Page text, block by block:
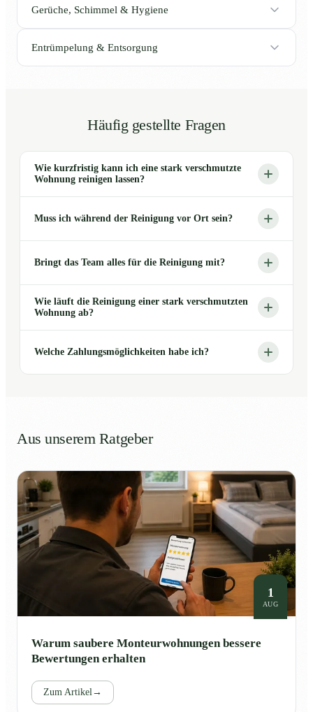
Gerüche, Schimmel & Hygiene
Entrümpelung & Entsorgung
Häufig gestellte Fragen
Wie kurzfristig kann ich eine stark verschmutzte
Wohnung reinigen lassen?
Muss ich während der Reinigung vor Ort sein?
Bringt das Team alles für die Reinigung mit?
Wie läuft die Reinigung einer stark verschmutzten
Wohnung ab?
Welche Zahlungsmöglichkeiten habe ich?
Aus unserem Ratgeber
1
AUG
Warum saubere Monteurwohnungen bessere
Bewertungen erhalten
Zum Artikel→